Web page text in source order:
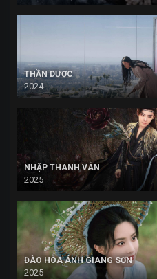
THẦN DƯỢC
2024
NHẬP THANH VÂN
2025
ĐÀO HOA ÁNH GIANG SƠN
2025